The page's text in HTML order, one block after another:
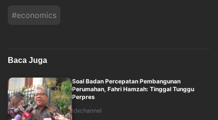
#economics
Baca Juga
Soal Badan Percepatan Pembangunan
Perumahan, Fahri Hamzah: Tinggal Tunggu
Perpres
idxchannel